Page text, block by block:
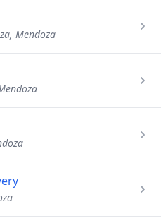
Mendoza